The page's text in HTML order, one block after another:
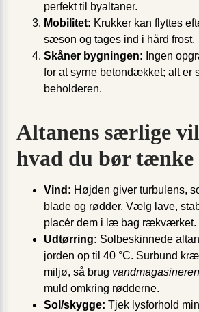
perfekt til byaltaner.
Mobilitet: Krukker kan flyttes
sæson og tages ind i hård frost.
Skåner bygningen: Ingen
for at syrne betondækket; alt er
beholderen.
Altanens særlige
hvad du bør tænke
Vind: Højden giver turbulens,
blade og rødder. Vælg lave,
placér dem i læ bag rækværket.
Udtørring: Solbeskinnede
jorden op til 40 °C. Surbund
miljø, så brug
muld omkring rødderne.
Sol/skygge: Tjek lysforhold